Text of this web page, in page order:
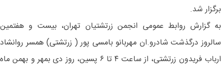
برگزار شد.
به گزارش روابط عمومی انجمن زرتشتیان تهران، بیست و هفتمین
سالروز درگذشت شادرو.ان مهربانو بامسی پور ( زرتشتی) همسر روانشاد
ارباب فریدون زرتشتی،‌ از ساعت ۴ تا ۶ پسین، روز دی بمهر و بهمن ماه